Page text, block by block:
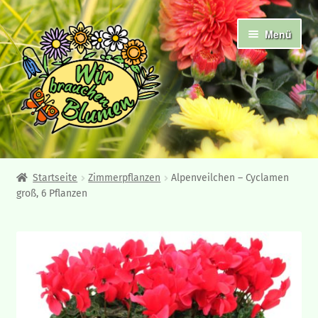
Zur
Navigation
springen
Zum
Inhalt
springen
Menü
Abholshop
Angebote und Neuheiten
Frühjahrsblüher
Beet- und Balkonpflanzen
Startseite Zimmerpflanzen
Alpenveilchen – Cyclamen
groß, 6 Pflanzen